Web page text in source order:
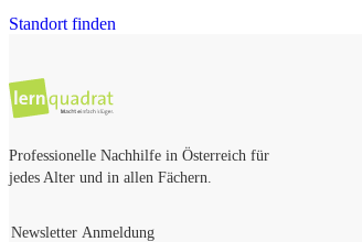
Standort finden
Professionelle Nachhilfe in Österreich für
jedes Alter und in allen Fächern.
Newsletter Anmeldung